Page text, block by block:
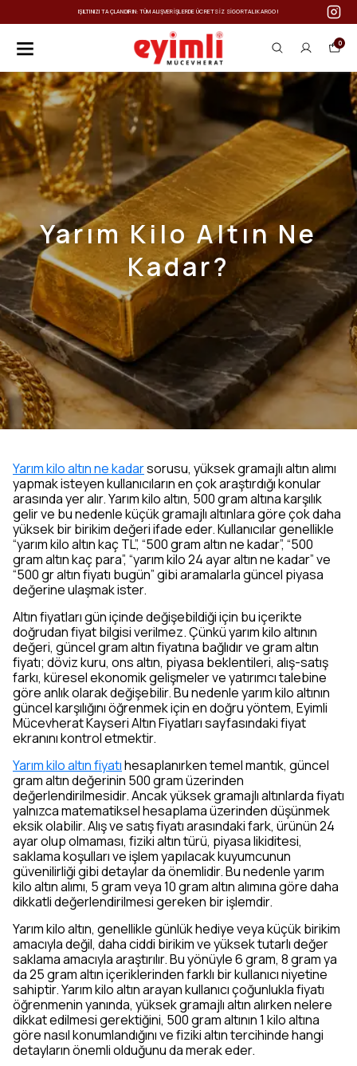
IŞILTINIZI TAÇLANDIRIN: TÜM ALIŞVERIŞLERDE ÜCRETSIZ SIGORTALI KARGO!
0
Yarım Kilo Altın Ne
Kadar?
Yarım kilo altın ne kadarsorusu, yüksek gramajlı altın alımı
yapmak isteyen kullanıcıların en çok araştırdığı konular
arasında yer alır. Yarım kilo altın, 500 gram altına karşılık
gelir ve bu nedenle küçük gramajlı altınlara göre çok daha
yüksek bir birikim değeri ifade eder. Kullanıcılar genellikle
“yarım kilo altın kaç TL”, “500 gram altın ne kadar”, “500
gram altın kaç para”, “yarım kilo 24 ayar altın ne kadar” ve
“500 gr altın fiyatı bugün” gibi aramalarla güncel piyasa
değerine ulaşmak ister.
Altın fiyatları gün içinde değişebildiği için bu içerikte
doğrudan fiyat bilgisi verilmez. Çünkü yarım kilo altının
değeri, güncel gram altın fiyatına bağlıdır ve gram altın
fiyatı; döviz kuru, ons altın, piyasa beklentileri, alış-satış
farkı, küresel ekonomik gelişmeler ve yatırımcı talebine
göre anlık olarak değişebilir. Bu nedenle yarım kilo altının
güncel karşılığını öğrenmek için en doğru yöntem, Eyimli
Mücevherat Kayseri Altın Fiyatları sayfasındaki fiyat
ekranını kontrol etmektir.
Yarım kilo altın fiyatıhesaplanırken temel mantık, güncel
gram altın değerinin 500 gram üzerinden
değerlendirilmesidir. Ancak yüksek gramajlı altınlarda fiyatı
yalnızca matematiksel hesaplama üzerinden düşünmek
eksik olabilir. Alış ve satış fiyatı arasındaki fark, ürünün 24
ayar olup olmaması, fiziki altın türü, piyasa likiditesi,
saklama koşulları ve işlem yapılacak kuyumcunun
güvenilirliği gibi detaylar da önemlidir. Bu nedenle yarım
kilo altın alımı, 5 gram veya 10 gram altın alımına göre daha
dikkatli değerlendirilmesi gereken bir işlemdir.
Yarım kilo altın, genellikle günlük hediye veya küçük birikim
amacıyla değil, daha ciddi birikim ve yüksek tutarlı değer
saklama amacıyla araştırılır. Bu yönüyle 6 gram, 8 gram ya
da 25 gram altın içeriklerinden farklı bir kullanıcı niyetine
sahiptir. Yarım kilo altın arayan kullanıcı çoğunlukla fiyatı
öğrenmenin yanında, yüksek gramajlı altın alırken nelere
dikkat edilmesi gerektiğini, 500 gram altının 1 kilo altına
göre nasıl konumlandığını ve fiziki altın tercihinde hangi
detayların önemli olduğunu da merak eder.